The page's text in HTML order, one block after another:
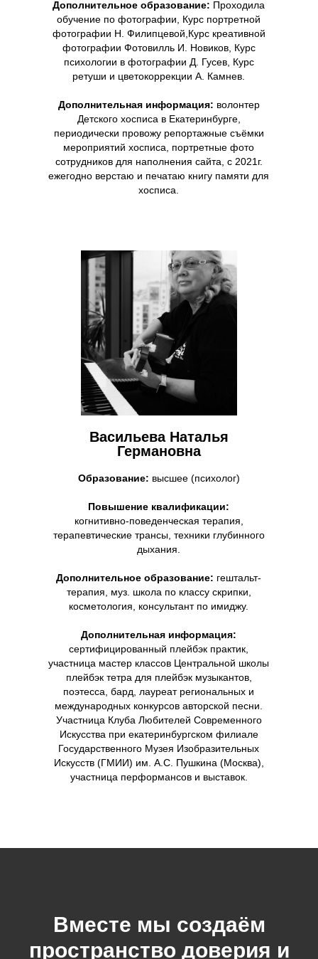
Дополнительное образование: Проходила
обучение по фотографии, Курс портретной
фотографии Н. Филипцевой,Курс креативной
фотографии Фотовилль И. Новиков, Курс
психологии в фотографии Д. Гусев, Курс
ретуши и цветокоррекции А. Камнев.
Дополнительная информация: волонтер
Детского хосписа в Екатеринбурге,
периодически провожу репортажные съёмки
мероприятий хосписа, портретные фото
сотрудников для наполнения сайта, с 2021г.
ежегодно верстаю и печатаю книгу памяти для
хосписа.
Васильева Наталья
Германовна
Образование: высшее (психолог)
Повышение квалификации:
когнитивно-поведенческая терапия,
терапевтические трансы, техники глубинного
дыхания.
Дополнительное образование: гештальт-
терапия, муз. школа по классу скрипки,
косметология, консультант по имиджу.
Дополнительная информация:
сертифицированный плейбэк практик,
участница мастер классов Центральной школы
плейбэк тетра для плейбэк музыкантов,
поэтесса, бард, лауреат региональных и
международных конкурсов авторской песни.
Участница Клуба Любителей Современного
Искусства при екатеринбургском филиале
Государственного Музея Изобразительных
Искусств (ГМИИ) им. А.С. Пушкина (Москва),
участница перформансов и выставок.
Вместе мы создаём
пространство доверия и